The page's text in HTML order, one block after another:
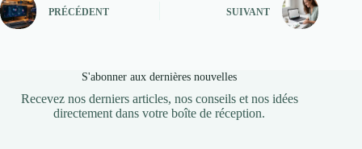
PRÉCÉDENT SUIVANT
S'abonner aux dernières nouvelles
Recevez nos derniers articles, nos conseils et nos idées
directement dans votre boîte de réception.